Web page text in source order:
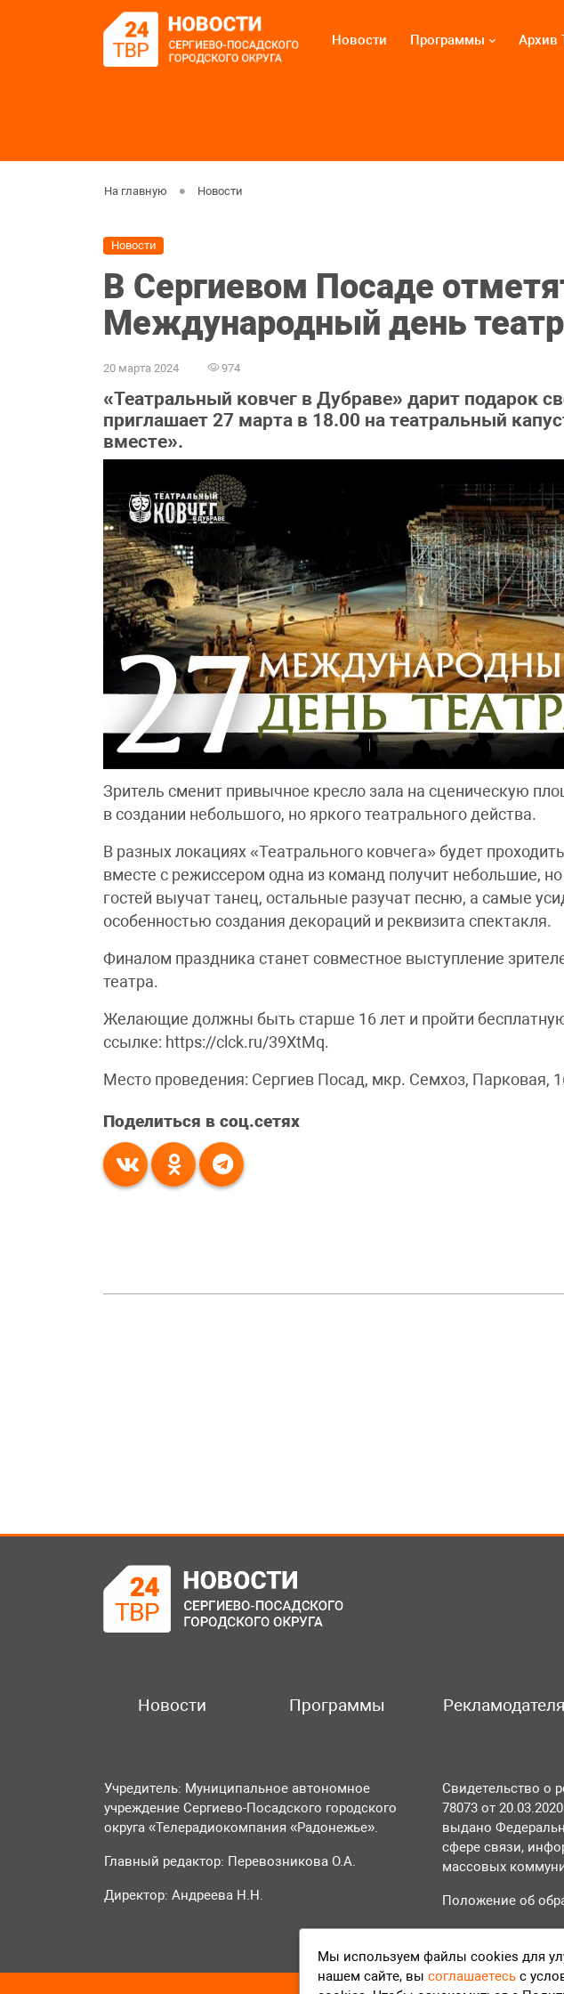
Новости Программы Архив
На главную Новости
Новости
В Сергиевом Посаде
Международный день
20 марта 2024 974
«Театральный ковчег в Дубраве» дарит подарок
приглашает 27 марта в 18.00 на театральный
вместе».
Зритель сменит привычное кресло зала на сценическую
в создании небольшого, но яркого театрального действа.
В разных локациях «Театрального ковчега» будет
вместе с режиссером одна из команд получит небольшие,
гостей выучат танец, остальные разучат песню, а самые
особенностью создания декораций и реквизита спектакля.
Финалом праздника станет совместное выступление
театра.
Желающие должны быть старше 16 лет и пройти
ссылке: https://clck.ru/39XtMq.
Место проведения: Сергиев Посад, мкр. Семхоз, Парковая,
Поделиться в соц.сетях
Новости Программы
Учредитель: Муниципальное автономное
учреждение Сергиево-Посадского городского
округа «Телерадиокомпания «Радонежье».
Главный редактор: Перевозникова О.А.
Директор: Андреева Н.Н.
Свидетельство о
78073 от 20.03.2020
выдано
сфере связи,
массовых
Положение об
Согласие на
Мы используем файлы cookies для
нашем сайте, вы соглашаетесь с